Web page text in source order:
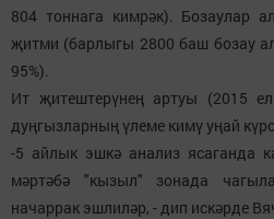
804 тоннага кимрәк). Бозаулар
җитми (барлыгы 2800 баш бозау
95%).
Ит җитештерүнең артуы (2015
дуңгызларның үлеме кимү уңай
-5 айлык эшкә анализ ясаганда
мәртәбә "кызыл" зонада
начаррак эшлиләр, - дип искәрде